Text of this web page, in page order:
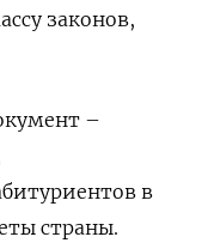
законов,
–
в
страны.